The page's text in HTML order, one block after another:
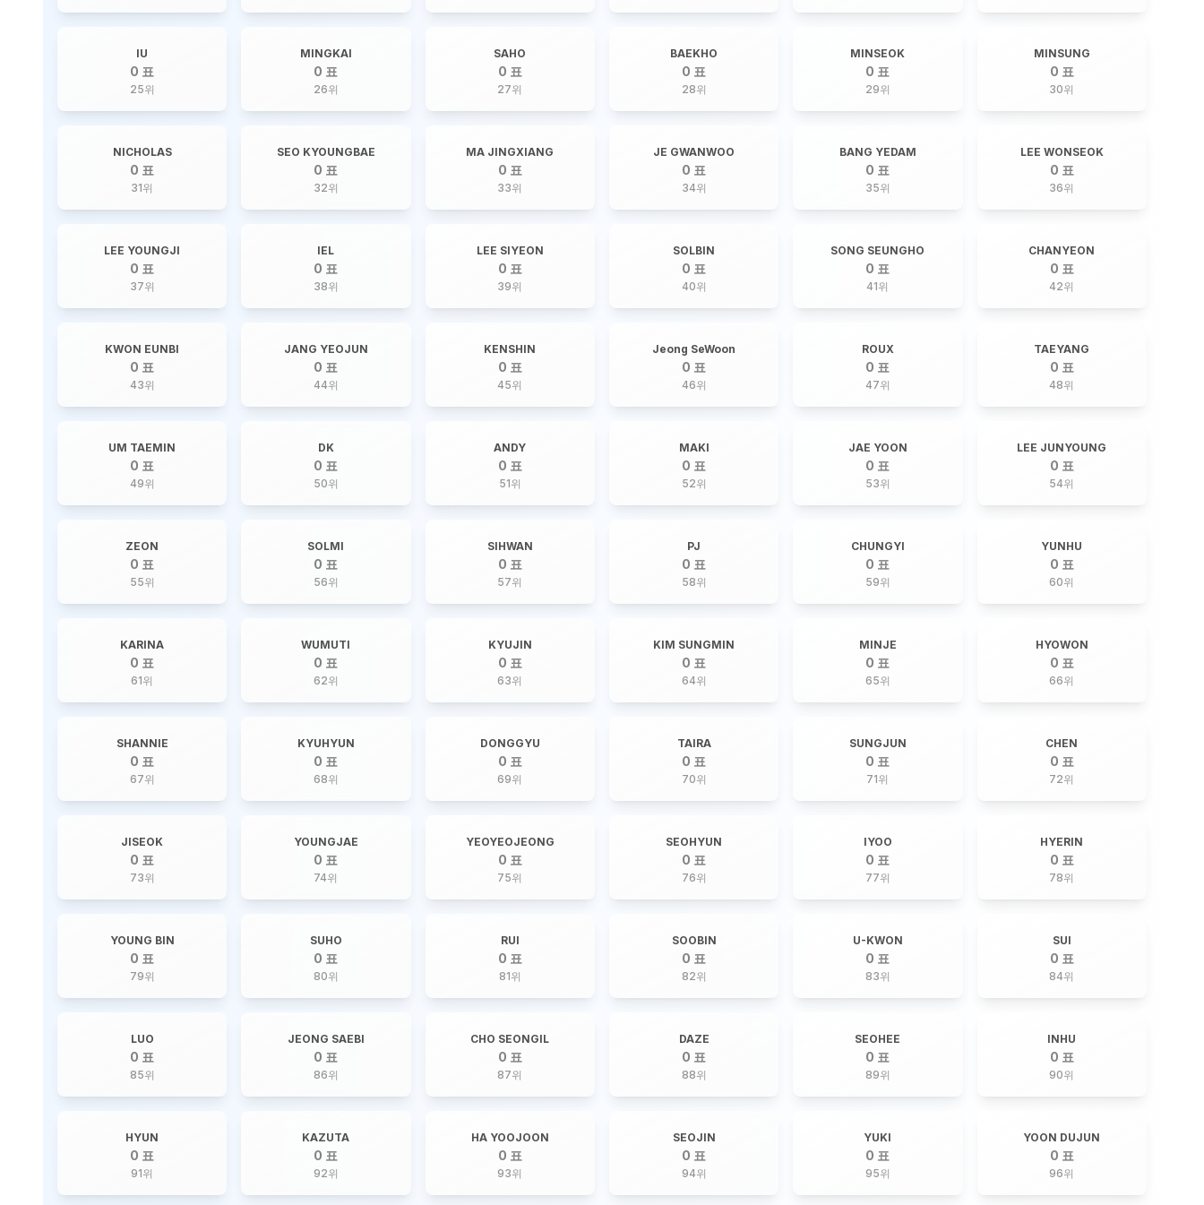
IU
0 표
25위
MINGKAI
0 표
26위
SAHO
0 표
27위
BAEKHO
0 표
28위
MINSEOK
0 표
29위
MINSUNG
0 표
30위
NICHOLAS
0 표
31위
SEO KYOUNGBAE
0 표
32위
MA JINGXIANG
0 표
33위
JE GWANWOO
0 표
34위
BANG YEDAM
0 표
35위
LEE WONSEOK
0 표
36위
LEE YOUNGJI
0 표
37위
IEL
0 표
38위
LEE SIYEON
0 표
39위
SOLBIN
0 표
40위
SONG SEUNGHO
0 표
41위
CHANYEON
0 표
42위
KWON EUNBI
0 표
43위
JANG YEOJUN
0 표
44위
KENSHIN
0 표
45위
Jeong SeWoon
0 표
46위
ROUX
0 표
47위
TAEYANG
0 표
48위
UM TAEMIN
0 표
49위
DK
0 표
50위
ANDY
0 표
51위
MAKI
0 표
52위
JAE YOON
0 표
53위
LEE JUNYOUNG
0 표
54위
ZEON
0 표
55위
SOLMI
0 표
56위
SIHWAN
0 표
57위
PJ
0 표
58위
CHUNGYI
0 표
59위
YUNHU
0 표
60위
KARINA
0 표
61위
WUMUTI
0 표
62위
KYUJIN
0 표
63위
KIM SUNGMIN
0 표
64위
MINJE
0 표
65위
HYOWON
0 표
66위
SHANNIE
0 표
67위
KYUHYUN
0 표
68위
DONGGYU
0 표
69위
TAIRA
0 표
70위
SUNGJUN
0 표
71위
CHEN
0 표
72위
JISEOK
0 표
73위
YOUNGJAE
0 표
74위
YEOYEOJEONG
0 표
75위
SEOHYUN
0 표
76위
IYOO
0 표
77위
HYERIN
0 표
78위
YOUNG BIN
0 표
79위
SUHO
0 표
80위
RUI
0 표
81위
SOOBIN
0 표
82위
U-KWON
0 표
83위
SUI
0 표
84위
LUO
0 표
85위
JEONG SAEBI
0 표
86위
CHO SEONGIL
0 표
87위
DAZE
0 표
88위
SEOHEE
0 표
89위
INHU
0 표
90위
HYUN
0 표
91위
KAZUTA
0 표
92위
HA YOOJOON
0 표
93위
SEOJIN
0 표
94위
YUKI
0 표
95위
YOON DUJUN
0 표
96위